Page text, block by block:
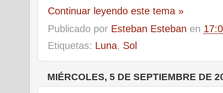
Continuar leyendo este tema »
Publicado por Esteban Esteban en
Etiquetas: Luna, Sol
MIÉRCOLES, 5 DE SEPTIEMBRE DE